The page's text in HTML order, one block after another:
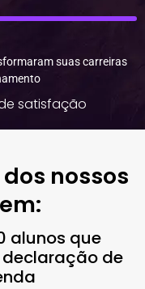
suas carreiras
de satisfação
nossos
alunos que
de